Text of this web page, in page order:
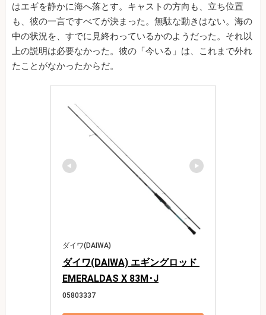
はエギを静かに海へ落とす。キャストの方向も、立ち位置
も、彼の一言ですべてが決まった。無駄な動きはない。海の
中の状況を、すでに見終わっているかのようだった。それ以
上の説明は必要なかった。彼の「今いる」は、これまで外れ
たことがなかったからだ。
ダイワ(DAIWA)
ダイワ(DAIWA) エギングロッド
EMERALDAS X 83M･J
05803337